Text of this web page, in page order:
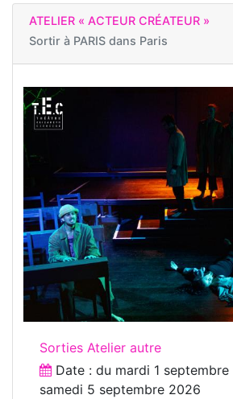
ATELIER « ACTEUR CRÉATEUR »
Sortir à PARIS dans Paris
Sorties Atelier autre
Date : du mardi 1
samedi 5 septembre 2026